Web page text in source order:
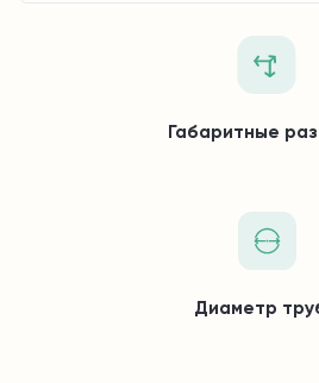
Габаритные
Диаметр